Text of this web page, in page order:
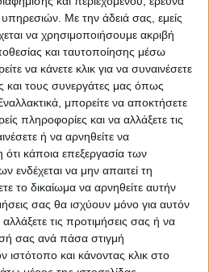
Με την άδειά σας, εμείς
να χρησιμοποιήσουμε ακριβή
και ταυτοποίησης μέσω
να κάνετε κλικ για να συναινέσετε
και τους συνεργάτες μας όπως
μπορείτε να αποκτήσετε
πληροφορίες και να αλλάξετε τις
ή να αρνηθείτε να
κάποια επεξεργασία των
να μην απαιτεί τη
το δικαίωμα να αρνηθείτε αυτήν
σας θα ισχύουν μόνο για αυτόν
τις προτιμήσεις σας ή να
σας ανά πάσα στιγμή
ιστότοπο και κάνοντας κλικ στο
Μασχολουρίου